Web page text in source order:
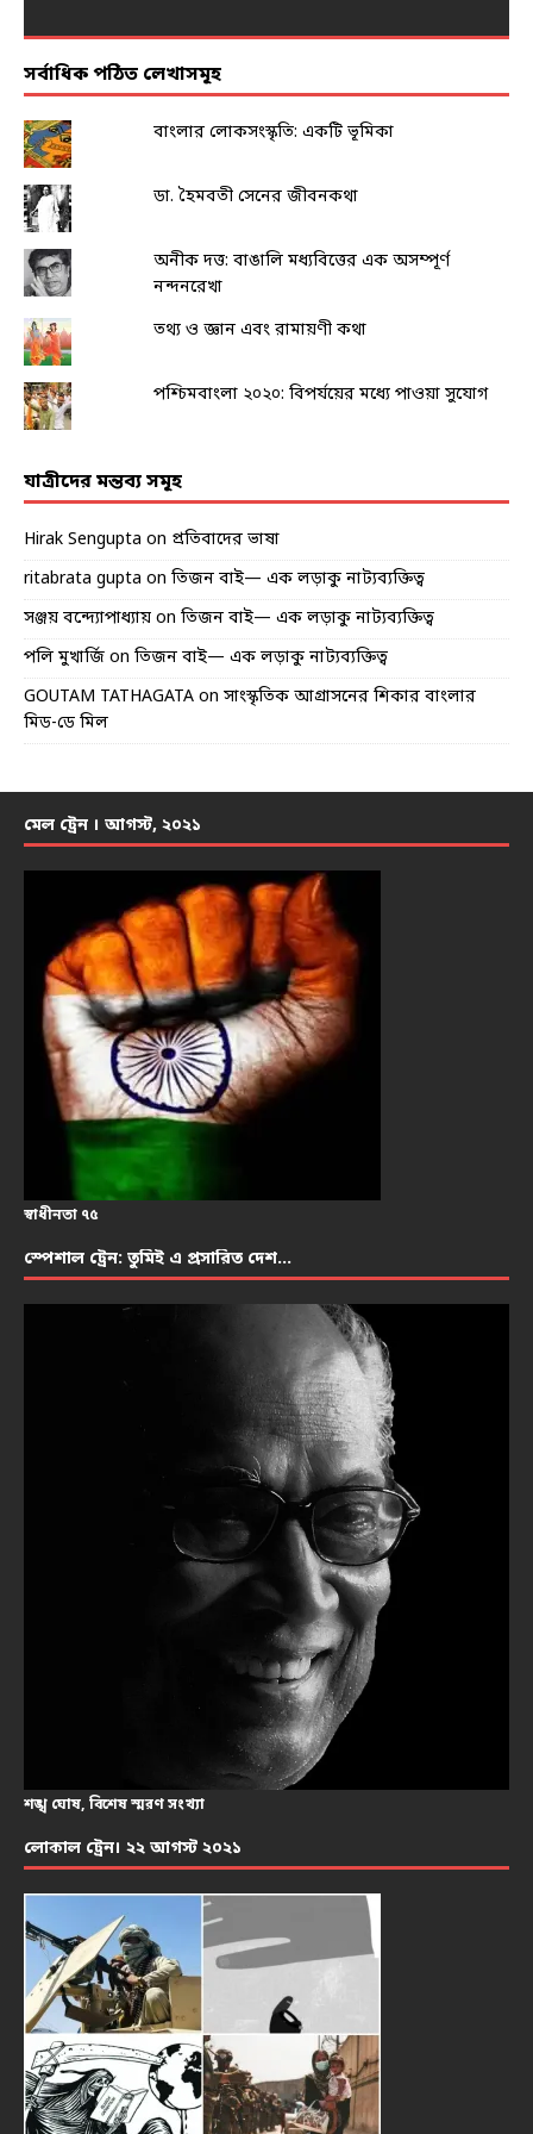
সর্বাধিক পঠিত লেখাসমূহ
বাংলার লোকসংস্কৃতি: একটি ভূমিকা
ডা. হৈমবতী সেনের জীবনকথা
অনীক দত্ত: বাঙালি মধ্যবিত্তের এক অসম্পূর্ণ
নন্দনরেখা
তথ্য ও জ্ঞান এবং রামায়ণী কথা
পশ্চিমবাংলা ২০২০: বিপর্যয়ের মধ্যে পাওয়া সুযোগ
যাত্রীদের মন্তব্য সমূহ
Hirak Sengupta on প্রতিবাদের ভাষা
ritabrata gupta on তিজন বাই— এক লড়াকু নাট্যব্যক্তিত্ব
সঞ্জয় বন্দ্যোপাধ্যায় on তিজন বাই— এক লড়াকু নাট্যব্যক্তিত্ব
পলি মুখার্জি on তিজন বাই— এক লড়াকু নাট্যব্যক্তিত্ব
GOUTAM TATHAGATA on সাংস্কৃতিক আগ্রাসনের শিকার বাংলার
মিড-ডে মিল
মেল ট্রেন । আগস্ট, ২০২১
স্বাধীনতা ৭৫
স্পেশাল ট্রেন: তুমিই এ প্রসারিত দেশ…
শঙ্খ ঘোষ, বিশেষ স্মরণ সংখ্যা
লোকাল ট্রেন। ২২ আগস্ট ২০২১